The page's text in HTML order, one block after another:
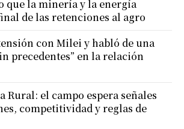
que la minería y la energía
de las retenciones al agro
con Milei y habló de una
precedentes” en la relación
Rural: el campo espera señales
competitividad y reglas de